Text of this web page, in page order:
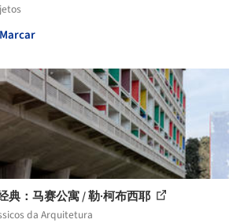
Marcar
典：马赛公寓 / 勒·柯布西耶
da Arquitetura